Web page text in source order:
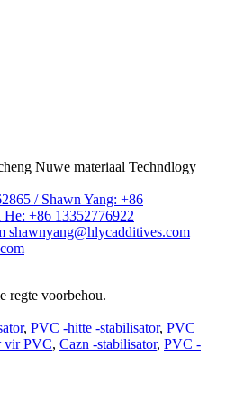
Nuwe materiaal Techndlogy
/ Shawn Yang: +86
+86 13352776922
shawnyang@hlycadditives.com
regte voorbehou.
, PVC -hitte -stabilisator, PVC
vir PVC, Cazn -stabilisator, PVC -